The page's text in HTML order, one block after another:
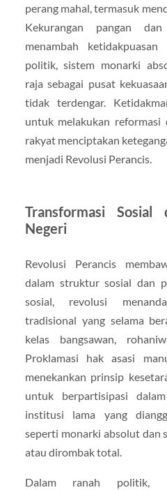
perang mahal, termasuk
Kekurangan pangan
menambah
politik, sistem monarki
raja sebagai pusat
tidak terdengar.
untuk melakukan
rakyat menciptakan
menjadi Revolusi Perancis.
Transformasi
Negeri
Revolusi Perancis
dalam struktur sosial dan
sosial, revolusi
tradisional yang selama
kelas bangsawan,
Proklamasi hak asasi
menekankan prinsip
untuk berpartisipasi
institusi lama yang
seperti monarki absolut dan
atau dirombak total.
Dalam ranah politik,